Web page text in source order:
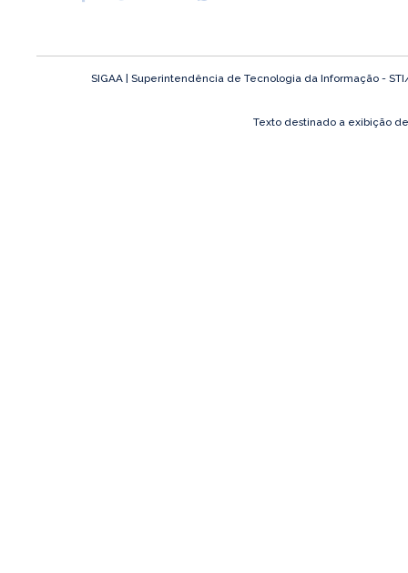
SIGAA | Superintendência de Tecnologia da Informação -
Texto destinado a exibição